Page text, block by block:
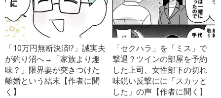
「10万円無断決済!?」誠実夫
が釣り沼へ→「家族より趣
味？」限界妻が突きつけた
離婚という結末【作者に聞
く】
「セクハラ」を「ミス」で
撃退？ツインの部屋を予約
した上司、女性部下の切れ
味鋭い反撃にに「スカッと
した」の声【作者に聞く】